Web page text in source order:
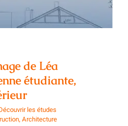
de Léa
étudiante,
les études
Architecture